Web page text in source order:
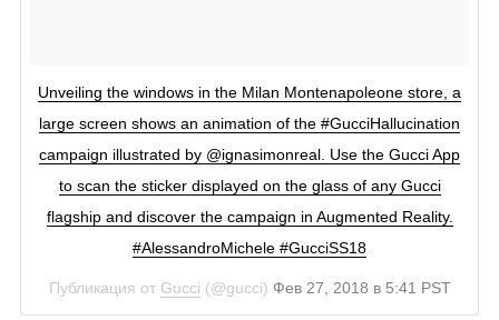
Unveiling the windows in the Milan Montenapoleone store, a
large screen shows an animation of the #GucciHallucination
campaign illustrated by @ignasimonreal. Use the Gucci App
to scan the sticker displayed on the glass of any Gucci
flagship and discover the campaign in Augmented Reality.
#AlessandroMichele #GucciSS18
Публикация от Gucci (@gucci) Фев 27, 2018 в 5:41 PST